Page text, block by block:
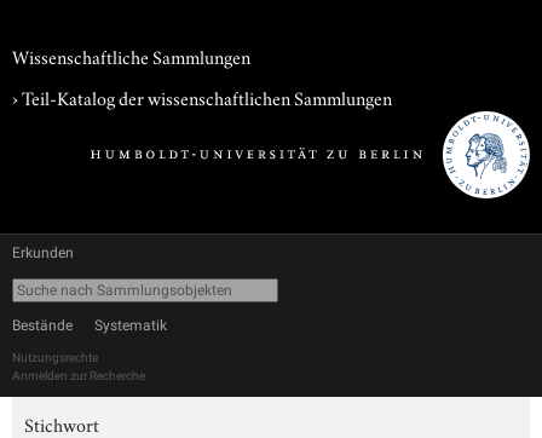
Wissenschaftliche Sammlungen
› Teil-Katalog der wissenschaftlichen Sammlungen
Erkunden
Bestände Systematik
Nutzungsrechte
Anmelden zur Recherche
Stichwort